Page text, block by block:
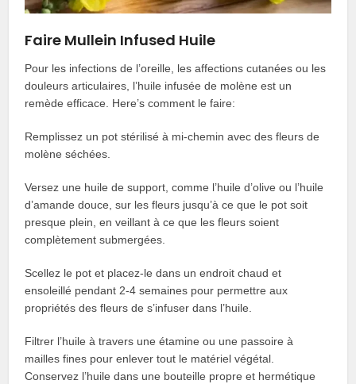
Faire Mullein Infused Huile
Pour les infections de l’oreille, les affections cutanées ou les
douleurs articulaires, l’huile infusée de molène est un
remède efficace. Here’s comment le faire:
Remplissez un pot stérilisé à mi-chemin avec des fleurs de
molène séchées.
Versez une huile de support, comme l’huile d’olive ou l’huile
d’amande douce, sur les fleurs jusqu’à ce que le pot soit
presque plein, en veillant à ce que les fleurs soient
complètement submergées.
Scellez le pot et placez-le dans un endroit chaud et
ensoleillé pendant 2-4 semaines pour permettre aux
propriétés des fleurs de s’infuser dans l’huile.
Filtrer l’huile à travers une étamine ou une passoire à
mailles fines pour enlever tout le matériel végétal.
Conservez l’huile dans une bouteille propre et hermétique